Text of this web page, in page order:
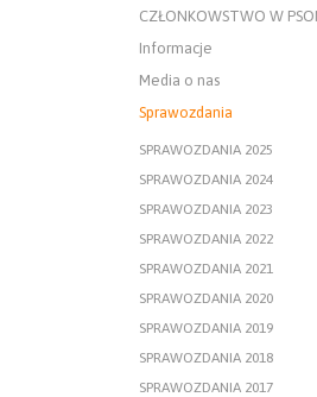
CZŁONKOWSTWO W
Informacje
Media o nas
Sprawozdania
SPRAWOZDANIA 2025
SPRAWOZDANIA 2024
SPRAWOZDANIA 2023
SPRAWOZDANIA 2022
SPRAWOZDANIA 2021
SPRAWOZDANIA 2020
SPRAWOZDANIA 2019
SPRAWOZDANIA 2018
SPRAWOZDANIA 2017